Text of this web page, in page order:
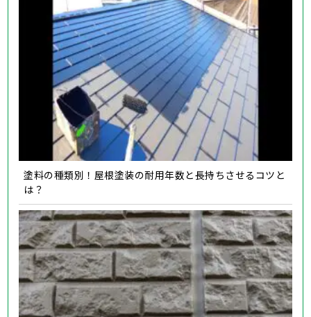
塗料の種類別！屋根塗装の耐用年数と長持ちさせるコツと
は？